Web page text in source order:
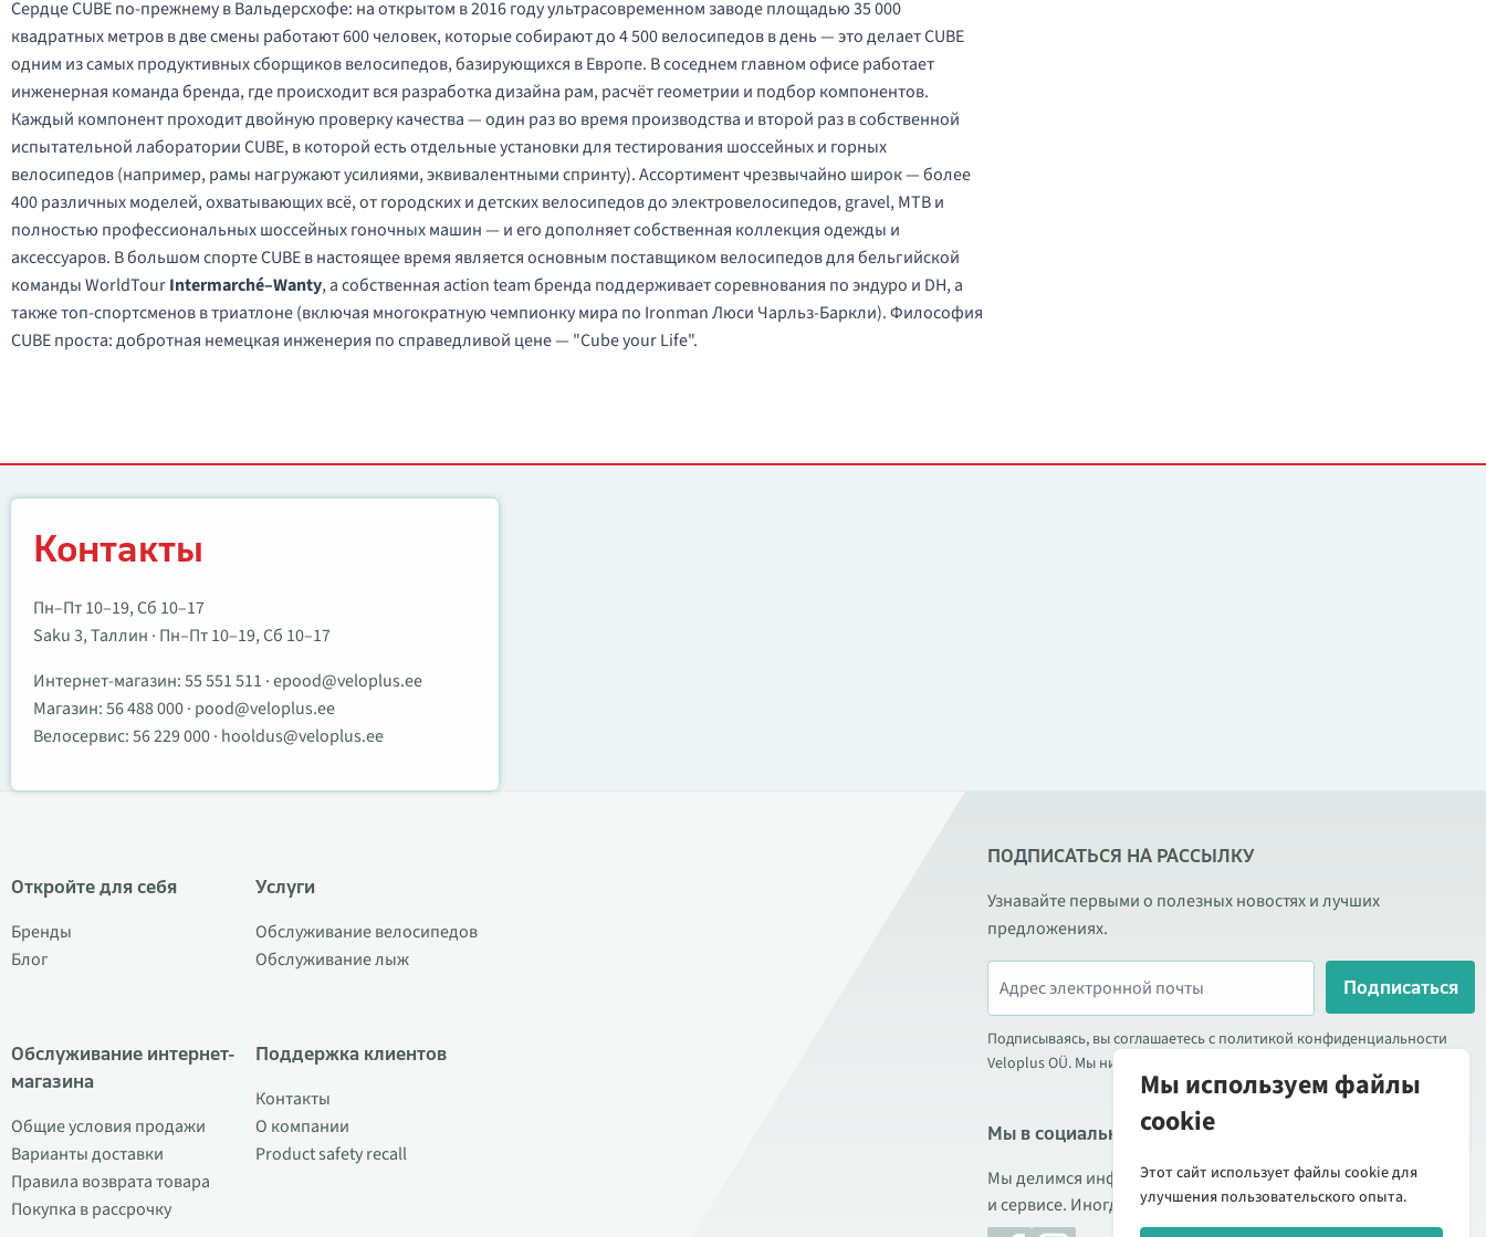
Сердце CUBE по-прежнему в Вальдерсхофе: на открытом в 2016 году ультрасовременном заводе площадью 35 000
квадратных метров в две смены работают 600 человек, которые собирают до 4 500 велосипедов в день — это делает CUBE
одним из самых продуктивных сборщиков велосипедов, базирующихся в Европе. В соседнем главном офисе работает
инженерная команда бренда, где происходит вся разработка дизайна рам, расчёт геометрии и подбор компонентов.
Каждый компонент проходит двойную проверку качества — один раз во время производства и второй раз в собственной
испытательной лаборатории CUBE, в которой есть отдельные установки для тестирования шоссейных и горных
велосипедов (например, рамы нагружают усилиями, эквивалентными спринту). Ассортимент чрезвычайно широк — более
400 различных моделей, охватывающих всё, от городских и детских велосипедов до электровелосипедов, gravel, MTB и
полностью профессиональных шоссейных гоночных машин — и его дополняет собственная коллекция одежды и
аксессуаров. В большом спорте CUBE в настоящее время является основным поставщиком велосипедов для бельгийской
команды WorldTourIntermarché–Wanty, а собственная action team бренда поддерживает соревнования по эндуро и DH, а
также топ-спортсменов в триатлоне (включая многократную чемпионку мира по Ironman Люси Чарльз-Баркли). Философия
CUBE проста: добротная немецкая инженерия по справедливой цене — "Cube your Life".
Контакты
Пн–Пт 10–19, Сб 10–17
Saku 3, Таллин · Пн–Пт 10–19, Сб 10–17
Интернет-магазин:55 551 511 ·epood@veloplus.ee
Магазин:56 488 000· pood@veloplus.ee
Велосервис:56 229 000· hooldus@veloplus.ee
Откройте для себя
Бренды
Блог
Обслуживание интернет-
магазина
Общие условия продажи
Варианты доставки
Правила возврата товара
Покупка в рассрочку
Услуги
Обслуживание велосипедов
Обслуживание лыж
Поддержка клиентов
Контакты
О компании
Product safety recall
ПОДПИСАТЬСЯ НА РАССЫЛКУ
Узнавайте первыми о полезных новостях и лучших
предложениях.
Подписаться
Подписываясь, вы соглашаетесь с политикой конфиденциальности
Veloplus OÜ. Мы никогда не передаём ваши данные третьим лицам.
Мы в социальных сетях
Мы делимся информацией о выгодных акциях, новых товарах
и сервисе. Иногда публикуем обзоры продукции.
Мы используем файлы
cookie
Этот сайт использует файлы cookie для
улучшения пользовательского опыта.